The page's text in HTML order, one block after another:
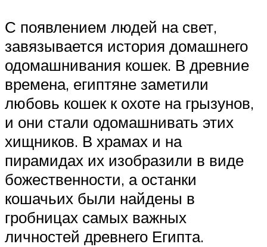
С появлением людей на свет,
завязывается история домашнего
одомашнивания кошек. В древние
времена, египтяне заметили
любовь кошек к охоте на грызунов,
и они стали одомашнивать этих
хищников. В храмах и на
пирамидах их изобразили в виде
божественности, а останки
кошачьих были найдены в
гробницах самых важных
личностей древнего Египта.